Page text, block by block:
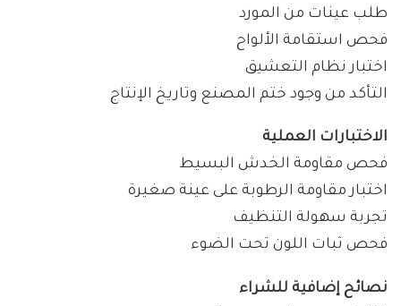
طلب عينات من المورد
فحص استقامة الألواح
اختبار نظام التعشيق
التأكد من وجود ختم المصنع وتاريخ الإنتاج
الاختبارات العملية
فحص مقاومة الخدش البسيط
اختبار مقاومة الرطوبة على عينة صغيرة
تجربة سهولة التنظيف
فحص ثبات اللون تحت الضوء
نصائح إضافية للشراء